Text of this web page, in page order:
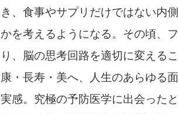
き、食事やサプリだけではない内
かを考えるようになる。その頃、
り、脳の思考回路を適切に変える
康・長寿・美へ、人生のあらゆる
実感。究極の予防医学に出会った